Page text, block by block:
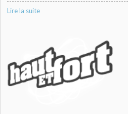
Lire la suite